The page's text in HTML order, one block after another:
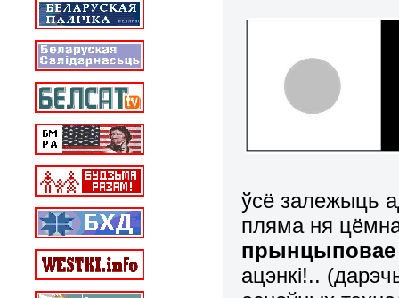
ўсё залежыць
пляма ня
прынцыповае
ацэнкі!..